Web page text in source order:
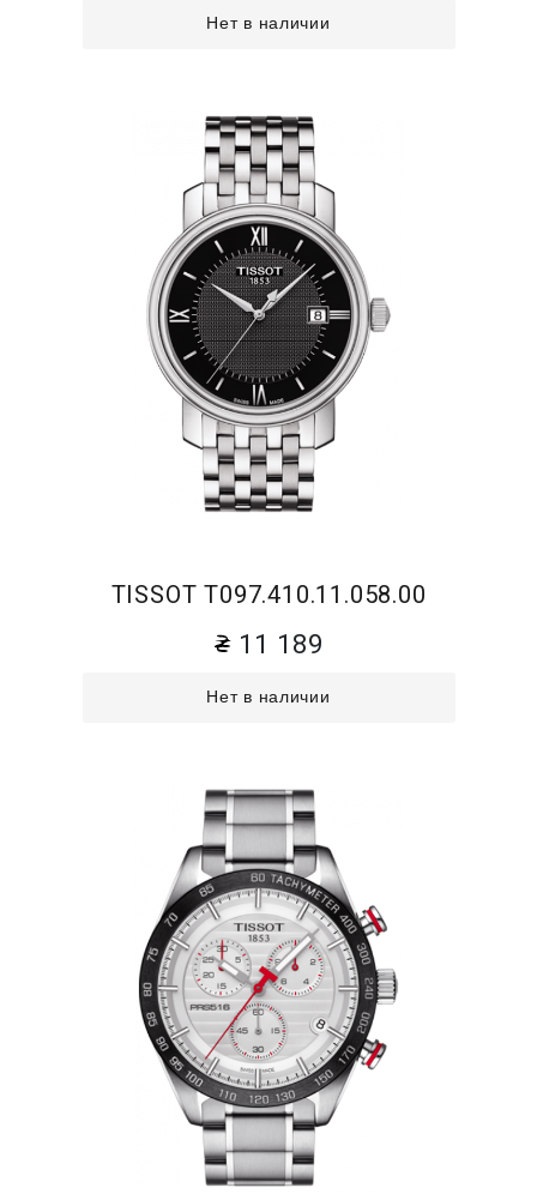
Нет в наличии
TISSOT T097.410.11.058.00
11 189
Нет в наличии